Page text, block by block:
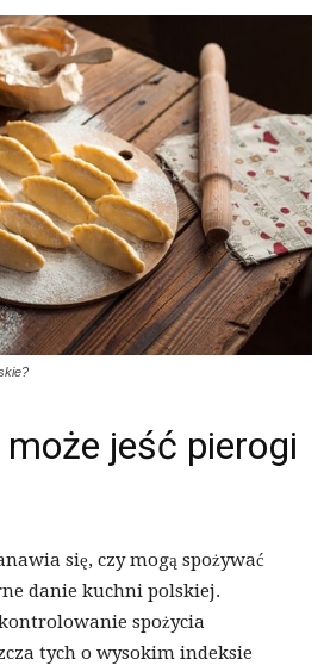
jeść pierogi
się, czy mogą spożywać
danie kuchni polskiej.
spożycia
tych o wysokim indeksie